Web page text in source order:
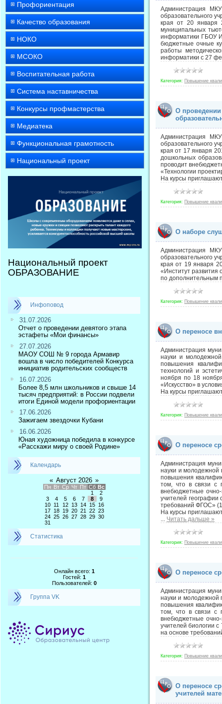
Профориентация
Качество образования
НОКО
МСОКО
Воспитательная работа
Система наставничества
Конкурсы профмастерства
Медиатека
Функциональная грамотность
Национальный проект
Национальный проект
ОБРАЗОВАНИЕ
Инфоповод
31.07.2026
Отчет о проведении девятого этапа
эстафеты «Мои финансы»
27.07.2026
МАОУ СОШ № 9 города Армавир
вошла в число победителей Конкурса
инициатив родительских сообществ
16.07.2026
Более 8,5 млн школьников и свыше 14
тысяч предприятий: в России подвели
итоги Единой модели профориентации
17.06.2026
Зажигаем звездочки Кубани
16.06.2026
Юная художница победила в конкурсе
«Расскажи миру о своей Родине»
Календарь
« Август 2026 »
Пн Вт Ср Чт Пт Сб Вс
1
2
3
4 5 6 7 8
9
10
11 12 13 14 15
16
17
18 19 20 21 22 23
24 25 26 27 28 29 30
31
Статистика
Онлайн всего: 1
Гостей: 1
Пользователей: 0
Группа VK
Администрация
образовательного
края от 20 января
муниципальных
информатики ГБОУ
бюджетные очные
работы
информатики с 27
Категория: Повышение
О
Администрация
образовательного
края от 17 января
дошкольных
проводит
«Технологии
На курсы
Категория: Повышение
О наборе
Администрация
образовательного
края от 19 января
«Институт развития
по дополнительным
Категория: Повышение
О переносе
Администрация
науки и
повышения
технологий и
ноября по 18
«Искусство» в
На курсы
Категория: Повышение
О переносе
Администрация
науки и молодежной
повышения
том, что в связи с
внебюджетные
учителей географии
требований ФГОС»
На курсы
... Читать дальше »
Категория: Повышение
О переносе
Администрация
науки и молодежной
повышения
том, что в связи с
внебюджетные
учителей биологии
на основе
Категория: Повышение
О переносе
учителей